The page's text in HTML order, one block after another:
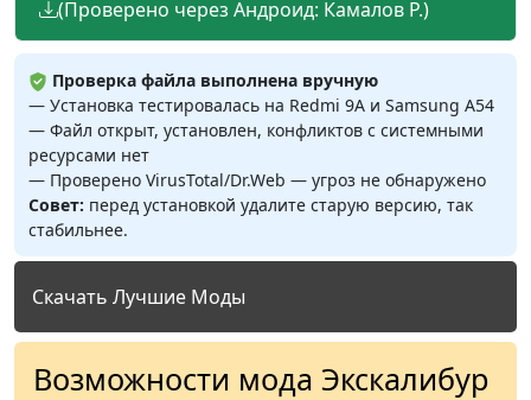
(Проверено через Андроид: Камалов Р.)
Проверка файла выполнена вручную
— Установка тестировалась на Redmi 9A и Samsung A54
— Файл открыт, установлен, конфликтов с системными
ресурсами нет
— Проверено VirusTotal/Dr.Web — угроз не обнаружено
Совет: перед установкой удалите старую версию, так
стабильнее.
Скачать Лучшие Моды
Возможности мода Экскалибур